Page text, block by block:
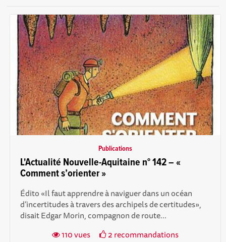
Publications
L'Actualité Nouvelle-Aquitaine n° 142 – «
Comment s’orienter »
Édito «Il faut apprendre à naviguer dans un océan
d’incertitudes à travers des archipels de certitudes»,
disait Edgar Morin, compagnon de route...
110 vues
2 recommandations